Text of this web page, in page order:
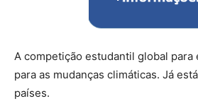
A competição estudantil global
para as mudanças climáticas. Já
países.